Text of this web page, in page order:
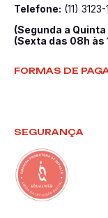
Telefone: (11)
(Segunda a
(Sexta das 08h às
FORMAS DE
SEGURANÇA